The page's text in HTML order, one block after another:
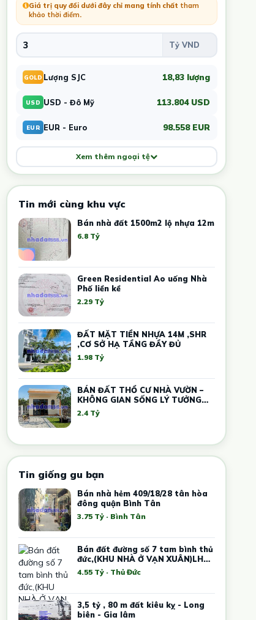
Giá trị quy đổi dưới đây chỉ mang tính chất tham
khảo thời điểm.
GOLD Lượng SJC 18,83 lượng
USD USD - Đô Mỹ 113.804 USD
EUR EUR - Euro 98.558 EUR
Xem thêm ngoại tệ
Tin mới cùng khu vực
Bán nhà đất 1500m2 lộ nhựa 12m
6.8 Tỷ
Green Residential Ao uống Nhà
Phố liền kề
2.29 Tỷ
ĐẤT MẶT TIỀN NHỰA 14M ,SHR
,CƠ SỞ HẠ TẦNG ĐẦY ĐỦ
1.98 Tỷ
BÁN ĐẤT THỔ CƯ NHÀ VƯỜN –
KHÔNG GIAN SỐNG LÝ TƯỞNG
CHO GIA ĐÌNH
2.4 Tỷ
Tin giống gu bạn
Bán nhà hẻm 409/18/28 tân hòa
đông quận Bình Tân
3.75 Tỷ · Bình Tân
Bán đất đường số 7 tam bình thủ
đức,(KHU NHÀ Ở VẠN XUÂN)LH
0908795128.
4.55 Tỷ · Thủ Đức
3,5 tỷ , 80 m đất kiêu kỵ - Long
biên - Gia lâm